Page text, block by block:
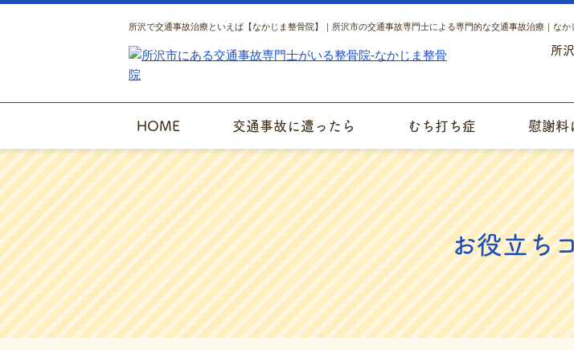
所沢で交通事故治療といえば【なかじま整骨院】｜所沢市の交通事故専門士による専門的な交通事故治療｜なか
所
HOME 交通事故に遭ったら むち打ち症 慰謝料
お役立ち